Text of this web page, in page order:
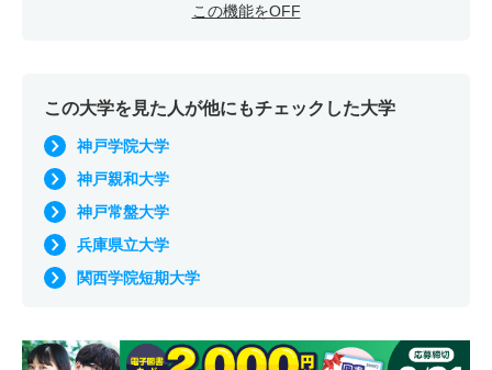
この機能をOFF
この大学を見た人が他にもチェックした大学
神戸学院大学
神戸親和大学
神戸常盤大学
兵庫県立大学
関西学院短期大学